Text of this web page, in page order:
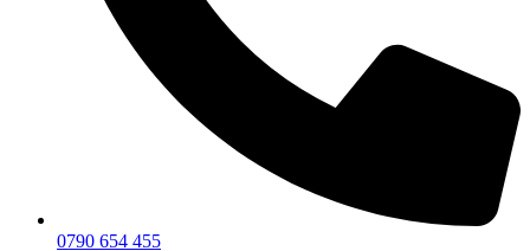
0790 654 455